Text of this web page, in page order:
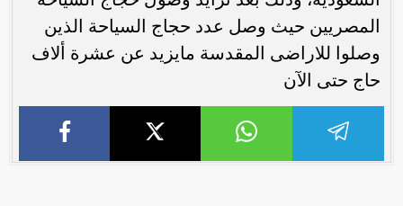
المصريين حيث وصل عدد حجاج السياحة الذين
وصلوا للاراضى المقدسة مايزيد عن عشرة ألاف
حاج حتى الآن